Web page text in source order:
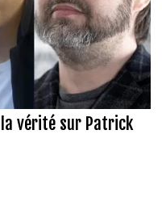
vérité sur Patrick